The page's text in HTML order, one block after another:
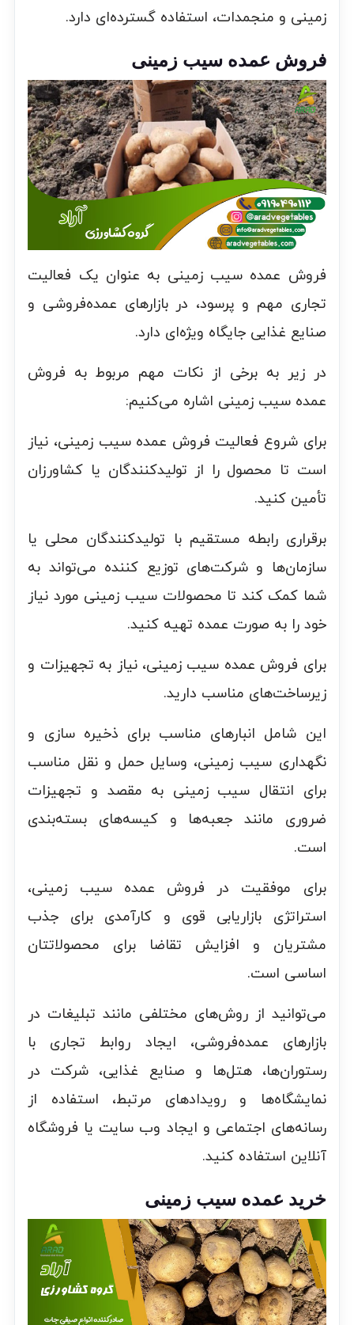
زمینی و منجمدات، استفاده گسترده‌ای دارد.
فروش عمده سیب زمینی
فروش عمده سیب زمینی به عنوان یک فعالیت
تجاری مهم و پرسود، در بازارهای عمده‌فروشی و
صنایع غذایی جایگاه ویژه‌ای دارد.
در زیر به برخی از نکات مهم مربوط به فروش
عمده سیب زمینی اشاره می‌کنیم:
برای شروع فعالیت فروش عمده سیب زمینی، نیاز
است تا محصول را از تولیدکنندگان یا کشاورزان
تأمین کنید.
برقراری رابطه مستقیم با تولیدکنندگان محلی یا
سازمان‌ها و شرکت‌های توزیع کننده می‌تواند به
شما کمک کند تا محصولات سیب زمینی مورد نیاز
خود را به صورت عمده تهیه کنید.
برای فروش عمده سیب زمینی، نیاز به تجهیزات و
زیرساخت‌های مناسب دارید.
این شامل انبارهای مناسب برای ذخیره سازی و
نگهداری سیب زمینی، وسایل حمل و نقل مناسب
برای انتقال سیب زمینی به مقصد و تجهیزات
ضروری مانند جعبه‌ها و کیسه‌های بسته‌بندی
است.
برای موفقیت در فروش عمده سیب زمینی،
استراتژی بازاریابی قوی و کارآمدی برای جذب
مشتریان و افزایش تقاضا برای محصولاتتان
اساسی است.
می‌توانید از روش‌های مختلفی مانند تبلیغات در
بازارهای عمده‌فروشی، ایجاد روابط تجاری با
رستوران‌ها، هتل‌ها و صنایع غذایی، شرکت در
نمایشگاه‌ها و رویدادهای مرتبط، استفاده از
رسانه‌های اجتماعی و ایجاد وب سایت یا فروشگاه
آنلاین استفاده کنید.
خرید عمده سیب زمینی